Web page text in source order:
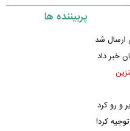
پربیننده ها
ارسال شد
خبر داد
و رو کرد
کرد!